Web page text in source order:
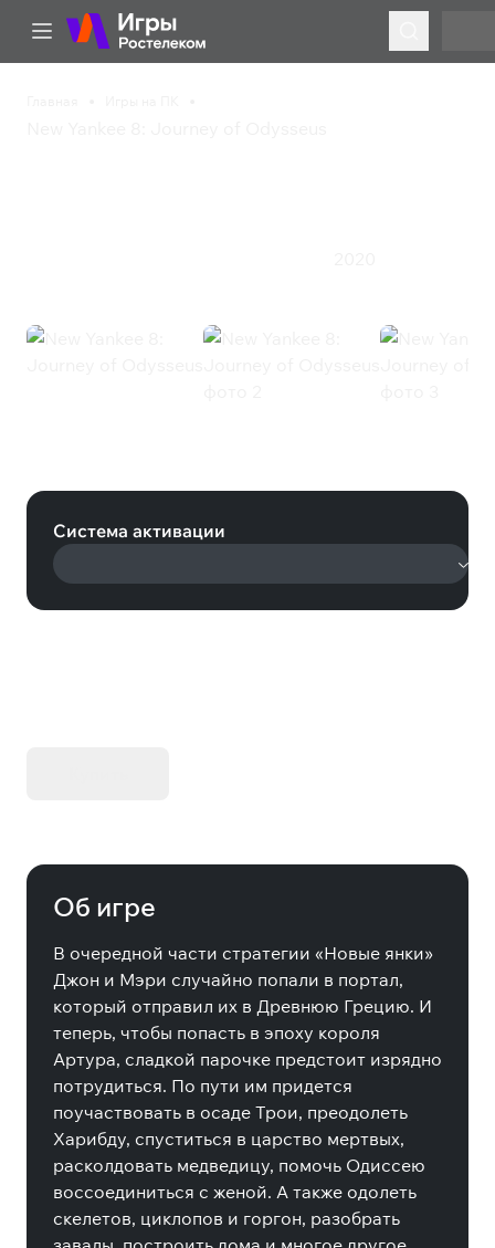
Система активации
Об игре
В очередной части стратегии «Новые янки»
Джон и Мэри случайно попали в портал,
который отправил их в Древнюю Грецию. И
теперь, чтобы попасть в эпоху короля
Артура, сладкой парочке предстоит изрядно
потрудиться. По пути им придется
поучаствовать в осаде Трои, преодолеть
Харибду, спуститься в царство мертвых,
расколдовать медведицу, помочь Одиссею
воссоединиться с женой. А также одолеть
скелетов, циклопов и горгон, разобрать